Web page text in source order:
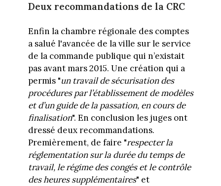
Deux recommandations de la CRC
Enfin la chambre régionale des comptes
a salué l'avancée de la ville sur le service
de la commande publique qui n’existait
pas avant mars 2015. Une création qui a
permis "un travail de sécurisation des
procédures par l’établissement de modèles
et d’un guide de la passation, en cours de
finalisation". En conclusion les juges ont
dressé deux recommandations.
Premièrement, de faire "respecter la
réglementation sur la durée du temps de
travail, le régime des congés et le contrôle
des heures supplémentaires" et